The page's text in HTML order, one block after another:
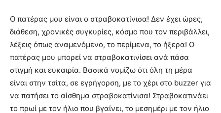
Ο πατέρας μου είναι ο στραβοκατίνισα! Δεν έχει ώρες,
διάθεση, χρονικές συγκυρίες, κόσμο που τον περιβάλλει,
λέξεις όπως αναμενόμενο, το περίμενα, το ήξερα! Ο
πατέρας μου μπορεί να στραβοκατινίσει ανά πάσα
στιγμή και ευκαιρία. Βασικά νομίζω ότι όλη τη μέρα
είναι στην τσίτα, σε εγρήγορση, με το χέρι στο buzzer για
να πατήσει το αίσθημα στραβοκατίνισα! Στραβοκατινάει
το πρωί με τον ήλιο που βγαίνει, το μεσημέρι με τον ήλιο